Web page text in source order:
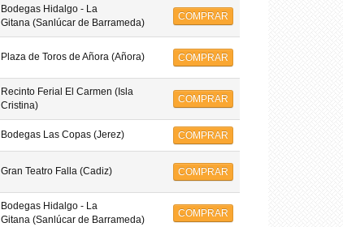
Bodegas Hidalgo - La
Gitana (Sanlúcar de Barrameda)
COMPRAR
Plaza de Toros de Añora (Añora) COMPRAR
Recinto Ferial El Carmen (Isla
Cristina)
COMPRAR
Bodegas Las Copas (Jerez) COMPRAR
Gran Teatro Falla (Cadiz) COMPRAR
Bodegas Hidalgo - La
Gitana (Sanlúcar de Barrameda)
COMPRAR